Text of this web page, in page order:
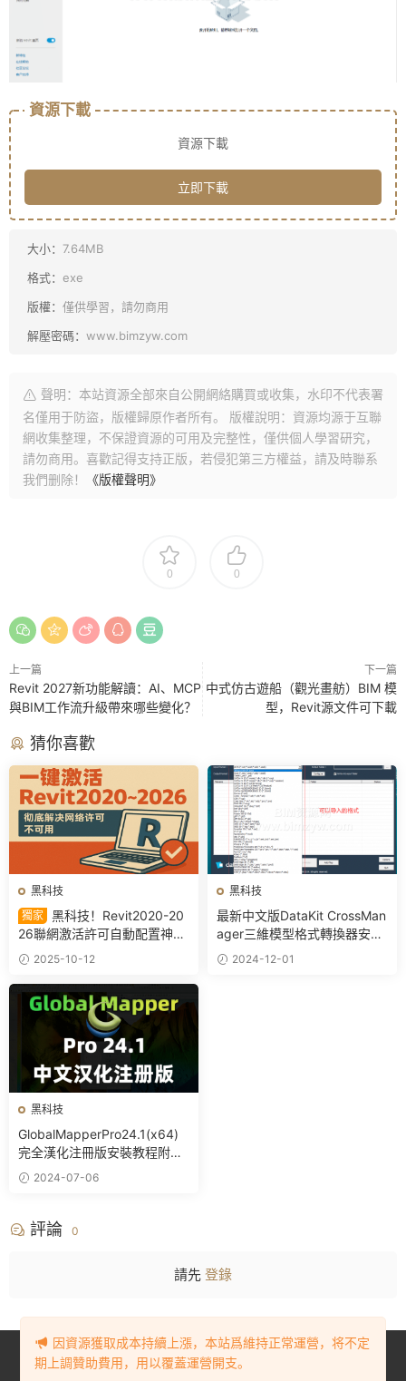
資源下載
資源下載
立即下載
大小： 7.64MB
格式： exe
版權： 僅供學習，請勿商用
解壓密碼： www.bimzyw.com
聲明：本站資源全部來自公開網絡購買或收集，水印不代表署
名僅用于防盜，版權歸原作者所有。 版權說明：資源均源于互聯
網收集整理，不保證資源的可用及完整性，僅供個人學習研究，
請勿商用。喜歡記得支持正版，若侵犯第三方權益，請及時聯系
我們删除！
《版權聲明》
0 0
上一篇
Revit 2027新功能解讀：AI、MCP
與BIM工作流升級帶來哪些變化？
下一篇
中式仿古遊船（觀光畫舫）BIM 模
型，Revit源文件可下載
猜你喜歡
黑科技
獨家
黑科技！Revit2020-20
26聯網激活許可自動配置神
器，一鍵解決Revit安裝網絡許
可不可用問題，徹底激活你的
Revit
2025-10-12
黑科技
最新中文版DataKit CrossMan
ager三維模型格式轉換器安裝
激活教程，附安裝包下載
2024-12-01
黑科技
GlobalMapperPro24.1(x64)
完全漢化注冊版安裝教程附安
裝包下載
2024-07-06
評論 0
請先 登錄
Copyright © 2023-2024BIM資源網. All Rights Reserved.
2023001905号-1
因資源獲取成本持續上漲，本站爲維持正常運營，将不定
期上調贊助費用，用以覆蓋運營開支。